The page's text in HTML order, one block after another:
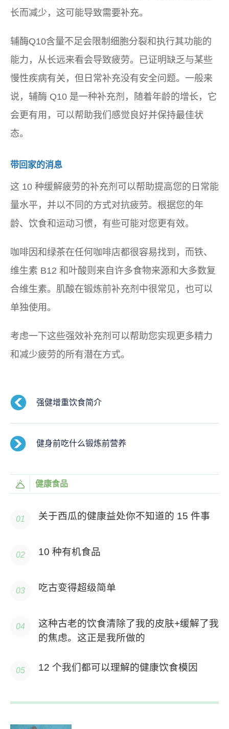
长而减少，这可能导致需要补充。
辅酶Q10含量不足会限制细胞分裂和执行其功能的
能力，从长远来看会导致疲劳。已证明缺乏与某些
慢性疾病有关，但日常补充没有安全问题。一般来
说，辅酶 Q10 是一种补充剂，随着年龄的增长，它
会更有用，可以帮助我们感觉良好并保持最佳状
态。
带回家的消息
这 10 种缓解疲劳的补充剂可以帮助提高您的日常能
量水平，并以不同的方式对抗疲劳。根据您的年
龄、饮食和运动习惯，有些可能对您更有效。
咖啡因和绿茶在任何咖啡店都很容易找到，而铁、
维生素 B12 和叶酸则来自许多食物来源和大多数复
合维生素。肌酸在锻炼前补充剂中很常见，也可以
单独使用。
考虑一下这些强效补充剂可以帮助您实现更多精力
和减少疲劳的所有潜在方式。
强健增重饮食简介
健身前吃什么锻炼前营养
健康食品
关于西瓜的健康益处你不知道的 15 件事
10 种有机食品
吃古变得超级简单
这种古老的饮食清除了我的皮肤+缓解了我
的焦虑。这正是我所做的
12 个我们都可以理解的健康饮食模因